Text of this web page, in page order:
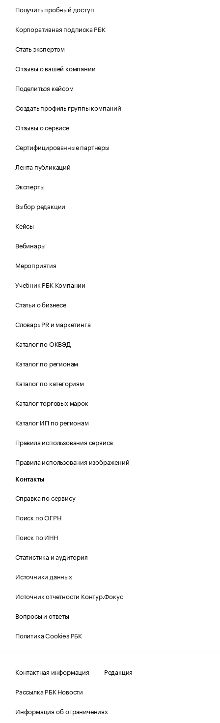
Получить пробный доступ
Корпоративная подписка РБК
Стать экспертом
Отзывы о вашей компании
Поделиться кейсом
Создать профиль группы компаний
Отзывы о сервисе
Сертифицированные партнеры
Лента публикаций
Эксперты
Выбор редакции
Кейсы
Вебинары
Мероприятия
Учебник РБК Компании
Статьи о бизнесе
Словарь PR и маркетинга
Каталог по ОКВЭД
Каталог по регионам
Каталог по категориям
Каталог торговых марок
Каталог ИП по регионам
Правила использования сервиса
Правила использования изображений
Контакты
Справка по сервису
Поиск по ОГРН
Поиск по ИНН
Статистика и аудитория
Источники данных
Источник отчетности Контур.Фокус
Вопросы и ответы
Политика Cookies РБК
Контактная информация
Редакция
Рассылка РБК Новости
Информация об ограничениях